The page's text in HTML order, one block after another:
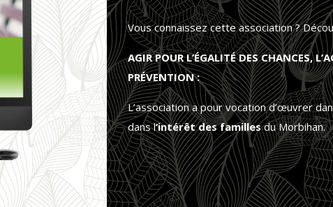
Vous connaissez cette association ?
AGIR POUR L’ÉGALITÉ DES CHANCES,
PRÉVENTION :
L’association a pour vocation d’œuvrer
dans l‘intérêt des famillesdu Morbihan.